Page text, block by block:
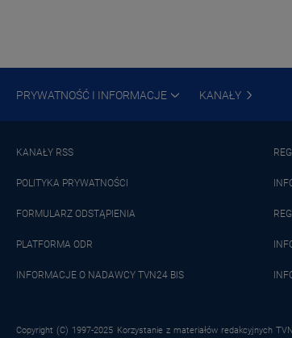
PRYWATNOŚĆ I INFORMACJE KANAŁY
KANAŁY RSS
POLITYKA PRYWATNOŚCI
FORMULARZ ODSTĄPIENIA
PLATFORMA ODR
INFORMACJE O NADAWCY TVN24 BIS
Copyright (C) 1997-2025 Korzystanie z materiałów redakcyjnych